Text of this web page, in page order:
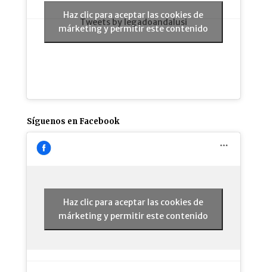
Tweets by legadoandalusi
Haz clic para aceptar las cookies de
márketing y permitir este contenido
Síguenos en Facebook
Haz clic para aceptar las cookies de
márketing y permitir este contenido